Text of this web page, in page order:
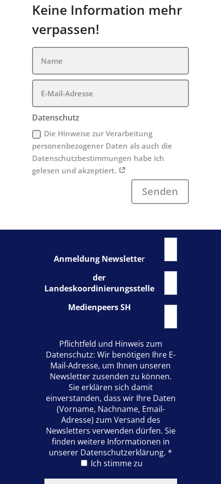
Keine Information mehr
verpassen!
Datenschutz
Die Hinweise zur Verarbeitung
personenbezogener Daten als auch die
Datenschutzbestimmungen habe ich
gelesen und akzeptiert.
Senden
Anmeldung Newsletter
der
Landeskoordinierungsstelle
Medienpeers SH
Pflichtfeld und Hinweis zum
Datenschutz: Wir benötigen Ihre E-
Mail-Adresse, um Ihnen unseren
Newsletter zusenden zu können.
Sie erklären sich damit
einverstanden, dass wir Ihre Daten
(Vorname, Nachname, Email-
Adresse) zum Versand des
Newsletters verwenden dürfen. Sie
finden weitere Informationen in
unserer Datenschutzerklärung. *
Ich stimme zu